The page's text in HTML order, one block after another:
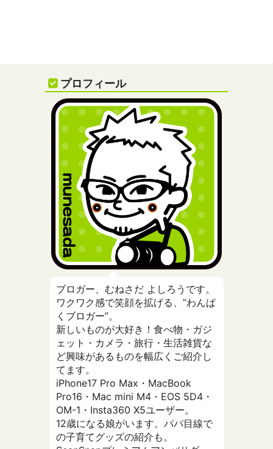
プロフィール
ブロガー、むねさだ よしろうです。
ワクワク感で笑顔を拡げる、”わんぱ
くブロガー”。
新しいものが大好き！食べ物・ガジ
ェット・カメラ・旅行・生活雑貨な
ど興味があるものを幅広くご紹介し
てます。
iPhone17 Pro Max・MacBook
Pro16・Mac mini M4・EOS 5D4・
OM-1・Insta360 X5ユーザー。
12歳になる娘がいます。パパ目線で
の子育てグッズの紹介も。